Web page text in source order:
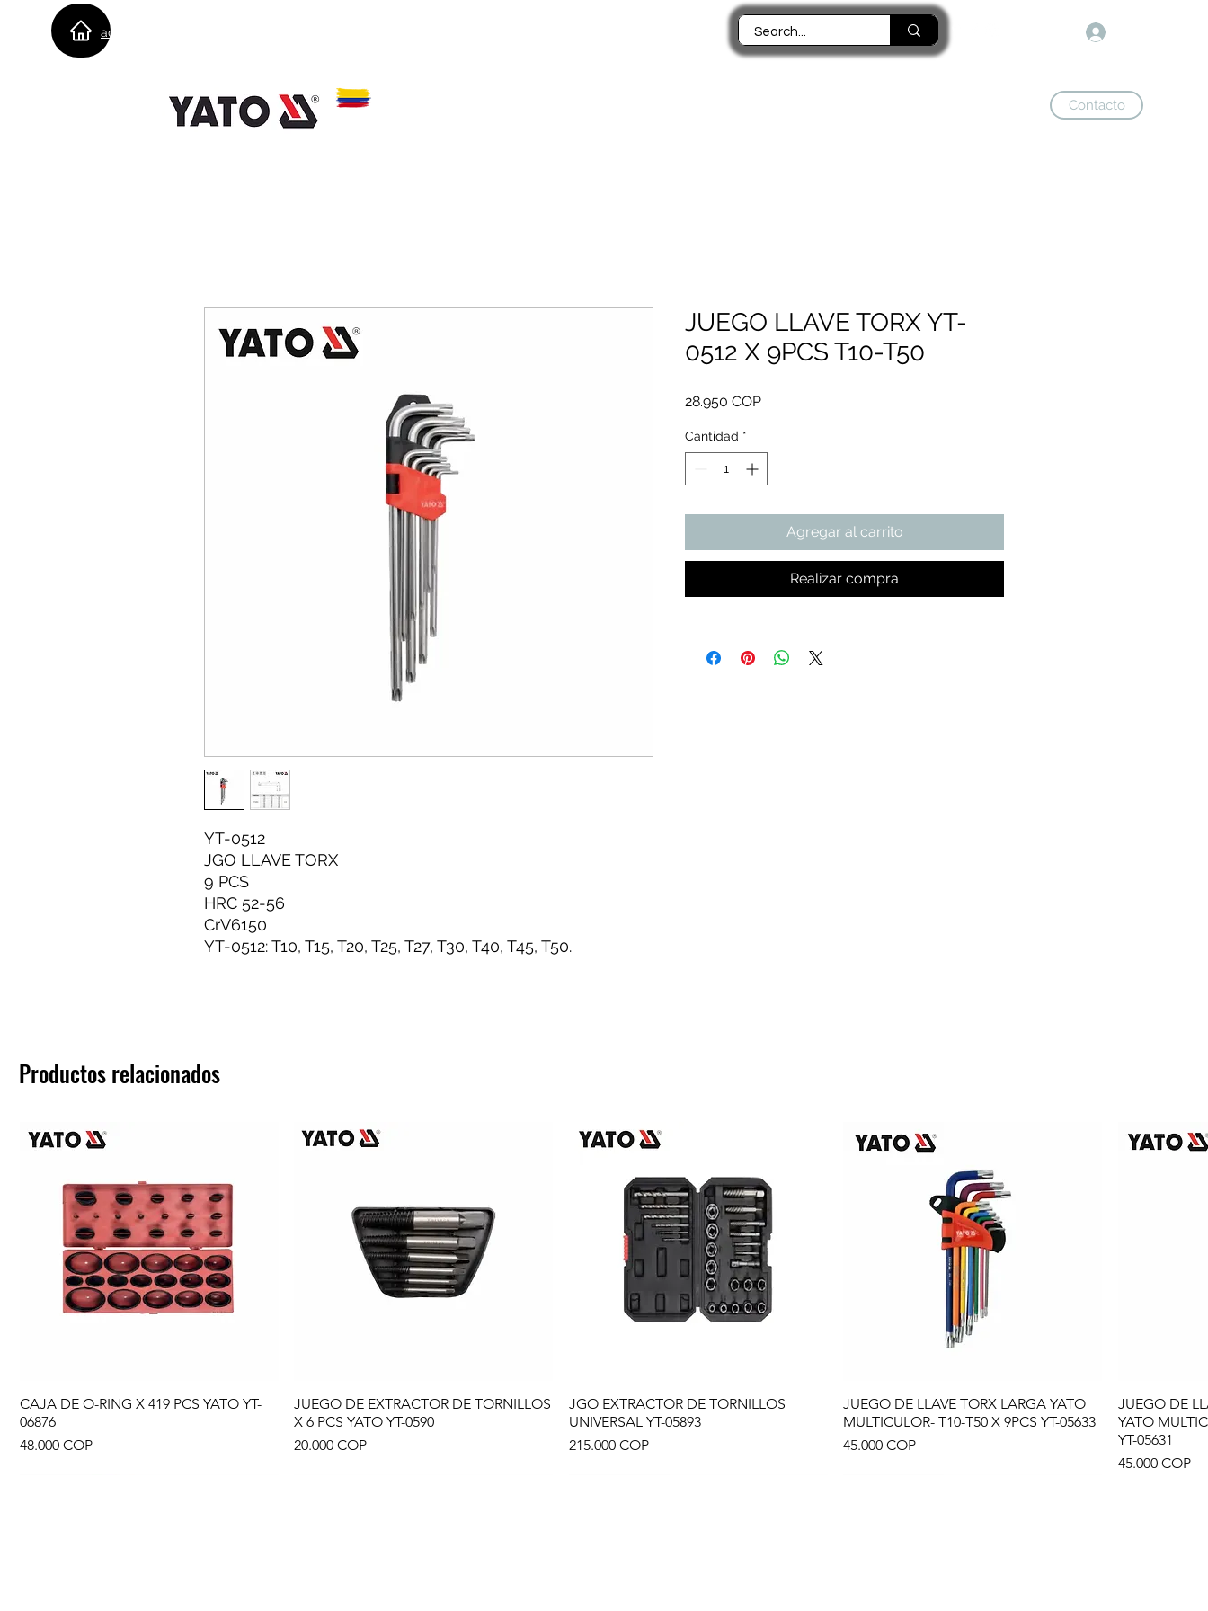
admin@importacionesbvsas.co
m
Contacto
YT-0512
JGO LLAVE TORX
9 PCS
HRC 52-56
CrV6150
YT-0512: T10, T15, T20, T25, T27, T30, T40, T45, T50.
JUEGO LLAVE TORX YT-
0512 X 9PCS T10-T50
28.950 COPPrecio
Cantidad *
Agregar al carrito
Realizar compra
Productos relacionados
Vista rápida
CAJA DE O-RING X 419 PCS YATO YT-
06876
Precio
48.000 COP
Vista rápida
JUEGO DE EXTRACTOR DE TORNILLOS
X 6 PCS YATO YT-0590
Precio
20.000 COP
Vista rápida
JGO EXTRACTOR DE TORNILLOS
UNIVERSAL YT-05893
Precio
215.000 COP
Vista rápida
JUEGO DE LLAVE TORX LARGA YATO
MULTICULOR- T10-T50 X 9PCS YT-05633
Precio
45.000 COP
JUEGO DE
YATO
YT-05631
Precio
45.000 COP